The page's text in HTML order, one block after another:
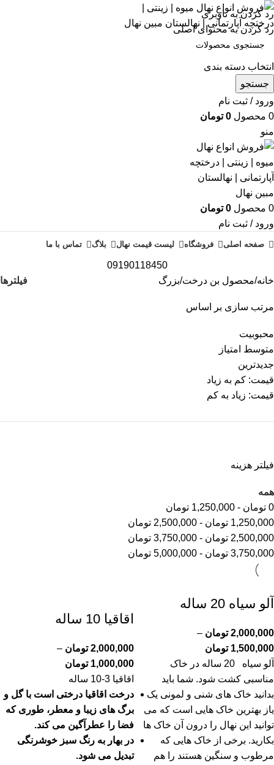
رد کردن به ناوبری
رد کردن به محتوای اصلی
انتخاب دسته بندی
جستجو
ورود / ثبت نام
0 محصول 0 تومان
منو
0 محصول 0 تومان
ورود / ثبت نام
صفحه اصلی فروشگاه لیست قیمت نهال بلاگ تماس با ما
09190118450
خانه محصول بن درخت بزرگ فیلترها
مرتب سازی بر اساس
محبوبیت
متوسط امتیاز
جدیدترین
قیمت: کم به زیاد
قیمت: زیاد به کم
فیلتر هزینه
همه
0 تومان -
1,250,000 تومان
1,250,000 تومان -
2,500,000 تومان
2,500,000 تومان -
3,750,000 تومان
3,750,000 تومان -
5,000,000 تومان
آلو سیاه 20 ساله
2,000,000 تومان –
1,500,000 تومان
آلو سیاه 20 ساله در خاک
مناسبی کشت شود. شما باید
بدانید خاک های شنی و لمونی یک
یاز بهترین خاک هایی است که می
توانید این نهال را درون آن خاک ها
بکارید. برخی از خاک هایی که
مرطوب و سنگین هستند را هم
اقاقیا 10 ساله
2,000,000 تومان –
1,000,000 تومان
اقاقیا 3-10 ساله
درخت اقاقیا درختی است با گل و
برگ های زیبا و معطر، طوری که
فضا را عطرآگین می کند.
در بهار به رنگ سبز خوشرنگی
تبدیل می شود.